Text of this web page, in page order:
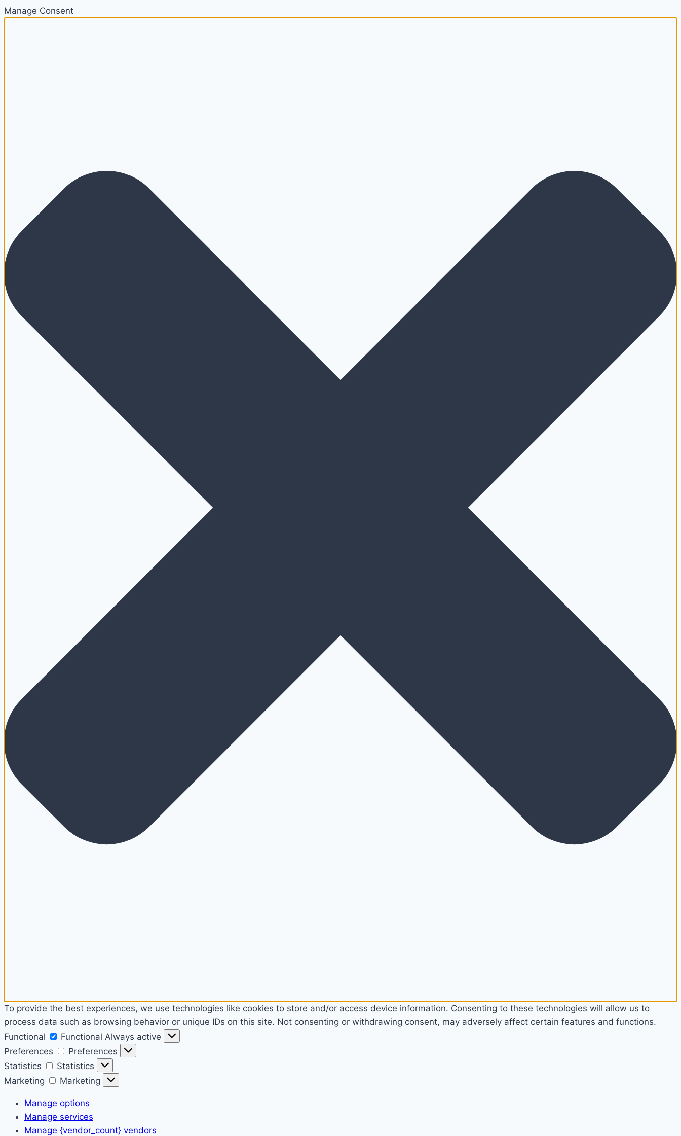
Manage Consent
To provide the best experiences, we use technologies like cookies to store and/or access device information. Consenting to these technologies will allow us to
process data such as browsing behavior or unique IDs on this site. Not consenting or withdrawing consent, may adversely affect certain features and functions.
Functional
Functional Always active
Preferences
Preferences
Statistics
Statistics
Marketing
Marketing
Manage options
Manage services
Manage {vendor_count} vendors